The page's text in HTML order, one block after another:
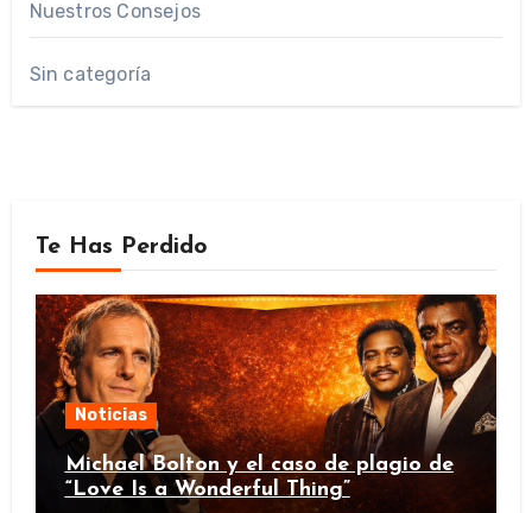
Nuestros Consejos
Sin categoría
Te Has Perdido
Noticias
Michael Bolton y el caso de plagio de
“Love Is a Wonderful Thing”